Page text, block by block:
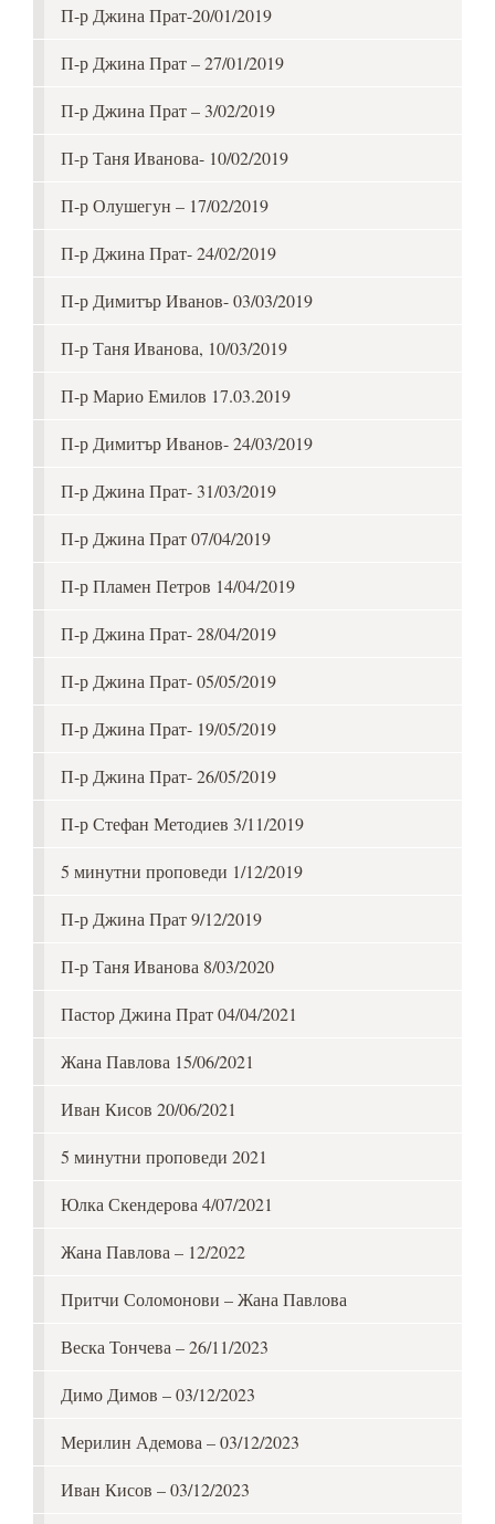
П-р Джина Прат-20/01/2019
П-р Джина Прат – 27/01/2019
П-р Джина Прат – 3/02/2019
П-р Таня Иванова- 10/02/2019
П-р Олушегун – 17/02/2019
П-р Джина Прат- 24/02/2019
П-р Димитър Иванов- 03/03/2019
П-р Таня Иванова, 10/03/2019
П-р Марио Емилов 17.03.2019
П-р Димитър Иванов- 24/03/2019
П-р Джина Прат- 31/03/2019
П-р Джина Прат 07/04/2019
П-р Пламен Петров 14/04/2019
П-р Джина Прат- 28/04/2019
П-р Джина Прат- 05/05/2019
П-р Джина Прат- 19/05/2019
П-р Джина Прат- 26/05/2019
П-р Стефан Методиев 3/11/2019
5 минутни проповеди 1/12/2019
П-р Джина Прат 9/12/2019
П-р Таня Иванова 8/03/2020
Пастор Джина Прат 04/04/2021
Жана Павлова 15/06/2021
Иван Кисов 20/06/2021
5 минутни проповеди 2021
Юлка Скендерова 4/07/2021
Жана Павлова – 12/2022
Притчи Соломонови – Жана Павлова
Веска Тончева – 26/11/2023
Димо Димов – 03/12/2023
Мерилин Адемова – 03/12/2023
Иван Кисов – 03/12/2023